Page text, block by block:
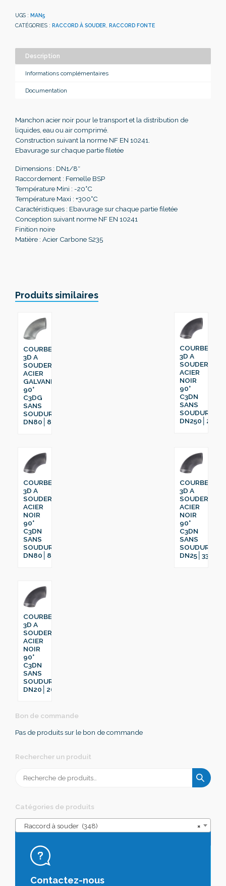
UGS : MAN5
CATÉGORIES : RACCORD À SOUDER RACCORD FONTE
Description
Informations complémentaires
Documentation
Manchon acier noir pour le transport et la distribution de
liquides, eau ou air comprimé.
Construction suivant la norme NF EN 10241.
Ebavurage sur chaque partie filetée
Dimensions : DN1/8″
Raccordement : Femelle BSP
Température Mini : -20°C
Température Maxi : +300°C
Caractéristiques : Ebavurage sur chaque partie filetée
Conception suivant norme NF EN 10241
Finition noire
Matière : Acier Carbone S235
Produits similaires
COURBE
3D A
SOUDER
ACIER
GALVANISÉ
90°
C3DG
SANS
SOUDURE
DN80│88.9
COURBE
3D A
SOUDER
ACIER
NOIR
90°
C3DN
SANS
SOUDURE
DN250│273
COURBE
3D A
SOUDER
ACIER
NOIR
90°
C3DN
SANS
SOUDURE
DN80│88.9
COURBE
3D A
SOUDER
ACIER
NOIR
90°
C3DN
SANS
SOUDURE
DN25│33.7
COURBE
3D A
SOUDER
ACIER
NOIR
90°
C3DN
SANS
SOUDURE
DN20│26.9
Bon de commande
Pas de produits sur le bon de commande
Rechercher un produit
pour :
Catégories de produits
×
Raccord à souder (348)
Contactez-nous